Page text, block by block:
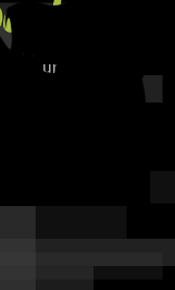
an und spare 6%